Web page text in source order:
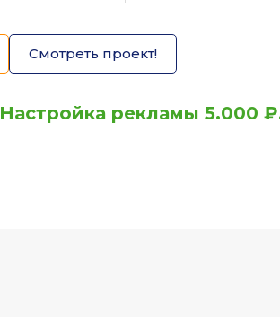
Смотреть проект!
Настройка рекламы 5.000